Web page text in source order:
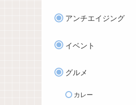
アンチエイジング
イベント
グルメ
カレー